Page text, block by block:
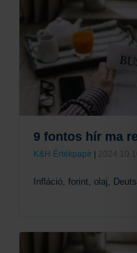
9 fontos hír ma
K&H Értékpapír
Infláció, forint, olaj,